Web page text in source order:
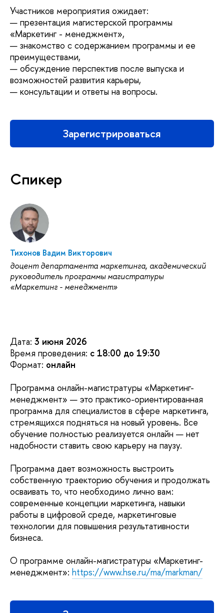
Участников мероприятия ожидает:
— презентация магистерской программы
«Маркетинг - менеджмент»,
— знакомство с содержанием программы и ее
преимуществами,
— обсуждение перспектив после выпуска и
возможностей развития карьеры,
— консультации и ответы на вопросы.
Зарегистрироваться
Спикер
Тихонов Вадим Викторович
доцент департамента маркетинга, академический
руководитель программы магистратуры
«Маркетинг - менеджмент»
Дата: 3 июня 2026
Время проведения: с 18:00 до 19:30
Формат: онлайн
Программа онлайн-магистратуры «Маркетинг-
менеджмент» — это практико-ориентированная
программа для специалистов в сфере маркетинга,
стремящихся подняться на новый уровень. Все
обучение полностью реализуется онлайн — нет
надобности ставить свою карьеру на паузу.
Программа дает возможность выстроить
собственную траекторию обучения и продолжать
осваивать то, что необходимо лично вам:
современные концепции маркетинга, навыки
работы в цифровой среде, маркетинговые
технологии для повышения результативности
бизнеса.
О программе онлайн-магистратуры «Маркетинг-
менеджмент»: https://www.hse.ru/ma/markman/